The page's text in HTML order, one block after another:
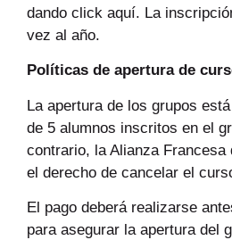
dando click aquí. La
vez al año.
Políticas de apertura de
La apertura de los grupos
de 5 alumnos inscritos en el
contrario, la Alianza Francesa
el derecho de cancelar el
El pago deberá realizarse
para asegurar la apertura del